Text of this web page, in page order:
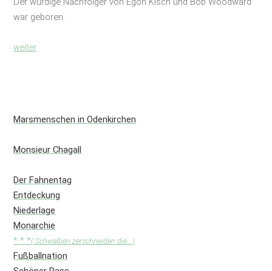
war geboren.
weiter
Marsmenschen in Odenkirchen
Monsieur Chagall
Der Fahnentag
Entdeckung
Niederlage
Monarchie
* * *( Schwalben zerschneiden die...)
Fußballnation